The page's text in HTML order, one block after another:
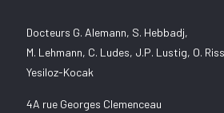
Docteurs G. Alemann, S. Hebbadj,
M. Lehmann, C. Ludes, J.P. Lustig, O.
Yesiloz-Kocak
4A rue Georges Clemenceau